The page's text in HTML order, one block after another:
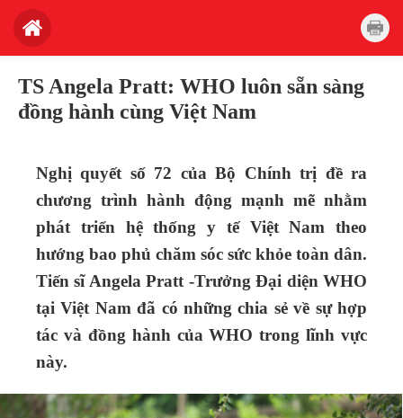
TS Angela Pratt: WHO luôn sẵn sàng
đồng hành cùng Việt Nam
Nghị quyết số 72 của Bộ Chính trị đề ra
chương trình hành động mạnh mẽ nhằm
phát triển hệ thống y tế Việt Nam theo
hướng bao phủ chăm sóc sức khỏe toàn dân.
Tiến sĩ Angela Pratt -Trưởng Đại diện WHO
tại Việt Nam đã có những chia sẻ về sự hợp
tác và đồng hành của WHO trong lĩnh vực
này.